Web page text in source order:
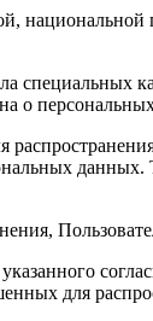
о
для